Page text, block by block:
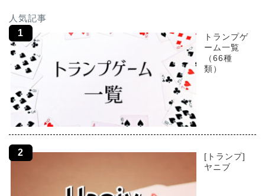
人気記事
トランプゲ
ーム一覧
（66種
類）
[トランプ]
ヤニブ